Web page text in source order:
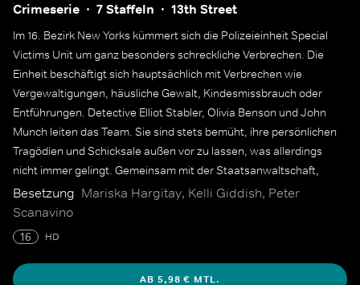
Crimeserie 7 Staffeln 13th Street
Im 16. Bezirk New Yorks kümmert sich die Polizeieinheit Special
Victims Unit um ganz besonders schreckliche Verbrechen. Die
Einheit beschäftigt sich hauptsächlich mit Verbrechen wie
Vergewaltigungen, häusliche Gewalt, Kindesmissbrauch oder
Entführungen. Detective Elliot Stabler, Olivia Benson und John
Munch leiten das Team. Sie sind stets bemüht, ihre persönlichen
Tragödien und Schicksale außen vor zu lassen, was allerdings
nicht immer gelingt. Gemeinsam mit der Staatsanwaltschaft,
Polizeicaptains, dem FBI sowie Medizinern sind sie auf der Jagd
nach Sexualstraftätern und Kinderschändern.
Besetzung Mariska Hargitay, Kelli Giddish, Peter
Scanavino
16 HD
AB 5,98 € MTL.